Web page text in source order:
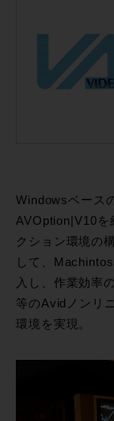
Windowsベース
AVOption|V10を
クション環境の
して、
入し、作業効率
等のAvidノンリ
環境を実現。